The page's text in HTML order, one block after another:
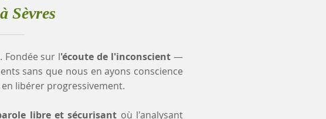
Sèvres
sur l'écoute de l'inconscient—
sans que nous en ayons conscience
libérer progressivement.
libre et sécurisant où l'analysant